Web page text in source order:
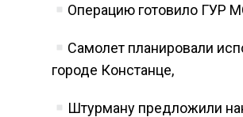
Операцию готовило ГУР
Самолет планировали
городе Констанце,
Штурману предложили